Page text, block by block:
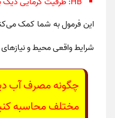
این فرمول به شما کمک
شرایط واقعی محیط و
چگونه مصرف آب
مختلف محاسبه